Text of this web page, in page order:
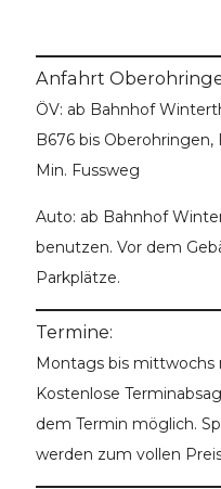
Anfahrt
ÖV: ab Bahnhof
B676 bis Oberohringen,
Min. Fussweg
Auto: ab Bahnhof
benutzen. Vor dem
Parkplätze.
Termine:
Montags bis mittwochs
Kostenlose
dem Termin möglich.
werden zum vollen